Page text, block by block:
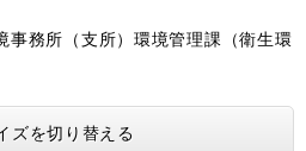
事務所（支所）環境管理課（衛生環
ズを切り替える